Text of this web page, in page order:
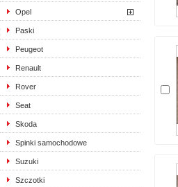
Opel
Paski
Peugeot
Renault
Rover
Seat
Skoda
Spinki samochodowe
Suzuki
Szczotki